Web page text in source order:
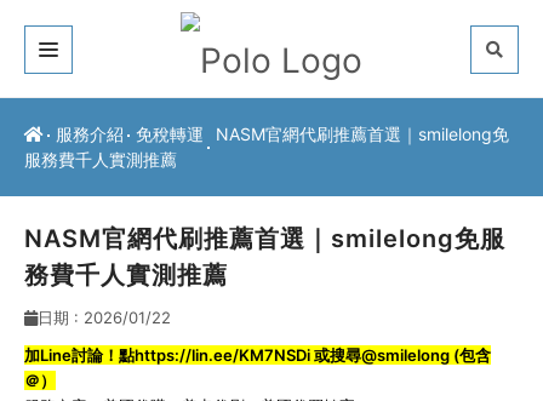
關於我們
服務介紹
常見問題
最新公告
服務介紹 免稅轉運
NASM官網代刷推薦首選｜smilelong免
服務費千人實測推薦
NASM官網代刷推薦首選｜smilelong免服
務費千人實測推薦
日期 : 2026/01/22
加Line討論！點https://lin.ee/KM7NSDi或搜尋@smilelong (包含
＠）